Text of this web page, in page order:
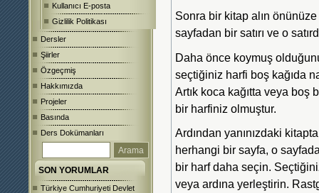
Kullanıcı E-posta
Gizlilik Politikası
Dersler
Şiirler
Özgeçmiş
Hakkımızda
Projeler
Basında
Ders Dokümanları
SON YORUMLAR
Türkiye Cumhuriyeti Devlet
Sonra bir kitap alın
sayfadan bir satırı ve o
Daha önce koymuş
seçtiğiniz harfi boş kağıda
Artık koca kağıtta veya boş
bir harfiniz olmuştur.
Ardından yanınızdaki
herhangi bir sayfa, o
bir harf daha seçin.
veya ardına yerleştirin.